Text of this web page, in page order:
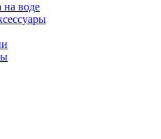
на воде